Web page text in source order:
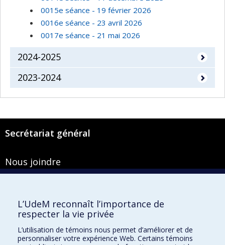
0015e séance - 19 février 2026
0016e séance - 23 avril 2026
0017e séance - 21 mai 2026
2024-2025
2023-2024
Secrétariat général
Nous joindre
Montréal (Québec) H3T 1J4
Courriel :secretariat-general@umontreal.ca
Admission
L’UdeM reconnaît l’importance de
respecter la vie privée
L’utilisation de témoins nous permet d’améliorer et de
personnaliser votre expérience Web. Certains témoins